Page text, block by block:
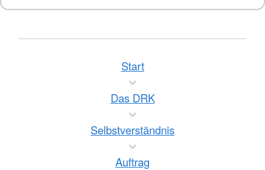
Start
Das DRK
Selbstverständnis
Auftrag